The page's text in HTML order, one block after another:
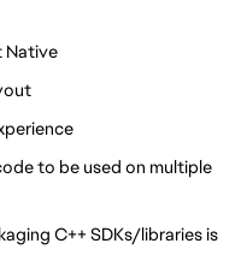
Native
to be used on multiple
C++ SDKs/libraries is